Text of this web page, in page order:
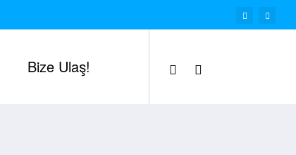
Bize Ulaş!